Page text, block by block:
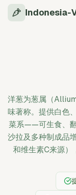
Indonesia-
洋葱为葱属（
味著称。提供白色
菜系——可生食、
沙拉及多种制成品
和维生素C来源）